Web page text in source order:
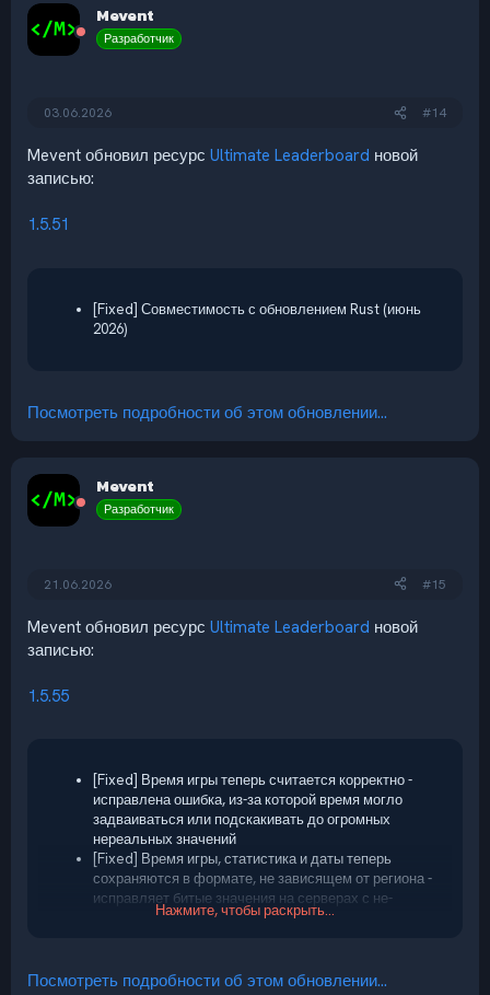
Mevent
Разработчик
03.06.2026 #14
Mevent обновил ресурс Ultimate Leaderboard новой
записью:
1.5.51
[Fixed] Совместимость с обновлением Rust (июнь
2026)
Посмотреть подробности об этом обновлении...
Mevent
Разработчик
21.06.2026 #15
Mevent обновил ресурс Ultimate Leaderboard новой
записью:
1.5.55
[Fixed] Время игры теперь считается корректно -
исправлена ошибка, из-за которой время могло
задваиваться или подскакивать до огромных
нереальных значений
[Fixed] Время игры, статистика и даты теперь
сохраняются в формате, не зависящем от региона -
исправляет битые значения на серверах с не-
английской локалью системы
противоположное тому, что произошло на самом
Нажмите, чтобы раскрыть...
Посмотреть подробности об этом обновлении...